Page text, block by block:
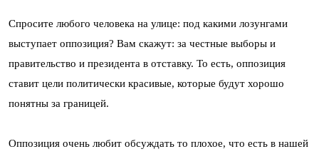
Спросите любого человека на улице: под какими лозунгами
выступает оппозиция? Вам скажут: за честные выборы и
правительство и президента в отставку. То есть, оппозиция
ставит цели политически красивые, которые будут хорошо
понятны за границей.
Оппозиция очень любит обсуждать то плохое, что есть в нашей